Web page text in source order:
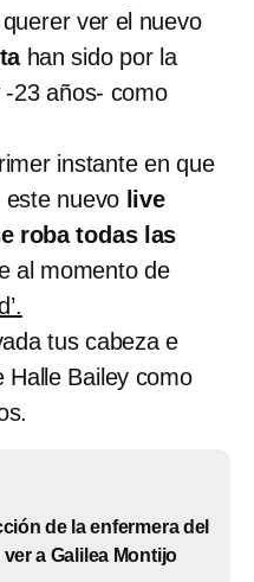
ver el nuevo
han sido por la
-23 años- como
instante en que
este nuevo live
roba todas las
al momento de
tus cabeza e
Halle Bailey como
de la enfermera del
a Galilea Montijo